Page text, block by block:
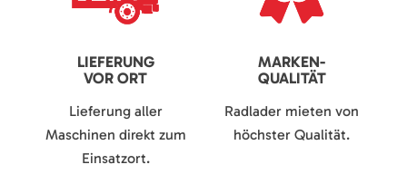
LIEFERUNG
VOR ORT
Lieferung aller
Maschinen direkt zum
Einsatzort.
MARKEN-
QUALITÄT
Radlader mieten von
höchster Qualität.